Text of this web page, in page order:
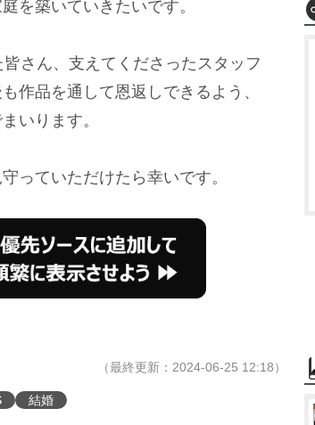
を築いていきたいです。
さん、支えてくださったスタッフ
作品を通して恩返しできるよう、
いります。
っていただけたら幸いです。
（最終更新：2024-06-25 12:18）
結婚